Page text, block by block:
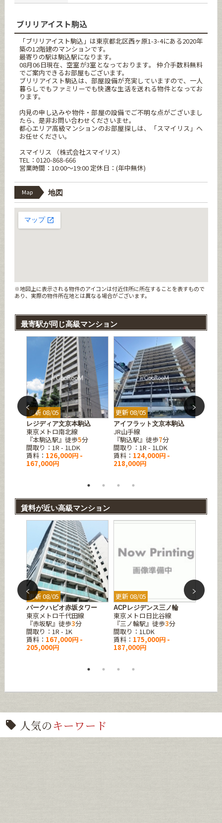
ブリリアイスト駒込
「ブリリアイスト駒込」は東京都北区西ヶ原1-3-4にある2020年
築の12階建のマンションです。
最寄りの駅は駒込駅になります。
08月06日現在、空室が3室となっております。 仲介手数料無料
でご案内できるお部屋もございます。
ブリリアイスト駒込は、部屋設備が充実していますので、一人
暮らしでもファミリーでも快適な生活を送れる物件となってお
ります。
内見の申し込みや物件・部屋の設備でご不明な点がございまし
たら、是非お問い合わせくださいませ。
都心エリア高級マンションのお部屋探しは、「スマイリス」へ
お任せください。
スマイリス （株式会社スマイリス）
TEL：0120-868-666
営業時間：10:00～19:00 定休日：(年中無休)
Map 地図
※地図上に表示される物件のアイコンは付近住所に所在することを表すもので
あり、実際の物件所在地とは異なる場合がございます。
最寄駅が同じ高級マンション
更新 08/05
レジディア文京本駒込
東京メトロ南北線
『本駒込駅』徒歩5分
間取り：1R - 1LDK
賃料： 126,000円 -
167,000円
更新 08/05
アイフラット文京本駒込
JR山手線
『駒込駅』徒歩7分
間取り：1R - 1LDK
賃料： 124,000円 -
218,000円
更新
賃料が近い高級マンション
更新 08/05
パークハビオ赤坂タワー
東京メトロ千代田線
『赤坂駅』徒歩3分
間取り：1R - 1K
賃料： 167,000円 -
205,000円
更新 08/05
ACPレジデンス三ノ輪
東京メトロ日比谷線
『三ノ輪駅』徒歩3分
間取り：1LDK
賃料： 175,000円 -
187,000円
更新
人気のキーワード